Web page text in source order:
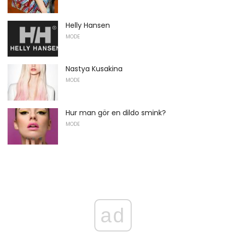
Helly Hansen
MODE
Nastya Kusakina
MODE
Hur man gör en dildo smink?
MODE
ad